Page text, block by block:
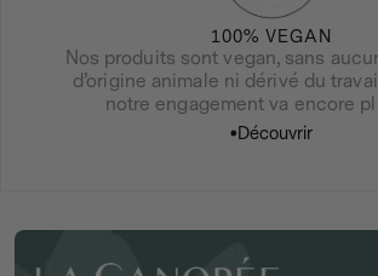
100% VEGAN
Nos produits sont vegan, sans
d’origine animale ni dérivé du
notre engagement va encore
Découvrir